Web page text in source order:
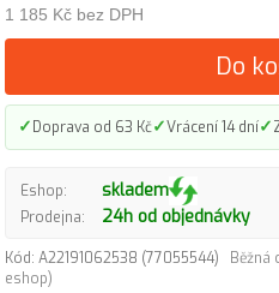
1 185 Kč bez DPH
Do
✓Doprava od 63 Kč✓Vrácení 14 dní✓
Eshop: skladem
Prodejna: 24h od objednávky
Kód: A22191062538 (77055544)
Běžná
eshop)